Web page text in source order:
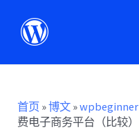
首页 »博文 »wpbeginner
费电子商务平台（比较）